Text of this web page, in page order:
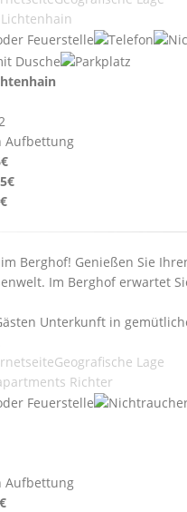
Aufbettung
Berghof! Genießen Sie
Im Berghof erwartet
Unterkunft in
Geografische Lage
Richter
Aufbettung